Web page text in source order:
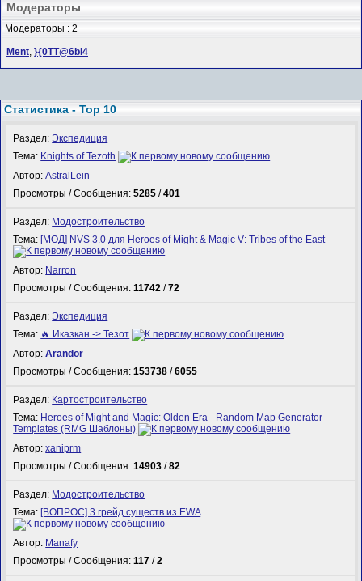
Модераторы
Модераторы : 2
Ment, }{0TT@6bI4
Статистика - Top 10
Раздел:Экспедиция
Тема: Knights of Tezoth
Автор:AstralLein
Просмотры / Сообщения:5285 /401
Раздел: Модостроительство
Тема: [МОД] NVS 3.0 для Heroes of Might & Magic V: Tribes of the East
Автор: Narron
Просмотры / Сообщения:11742 /72
Раздел:Экспедиция
Тема: 🔥 Иказкан -> Тезот
Автор:Arandor
Просмотры / Сообщения:153738 /6055
Раздел: Картостроительство
Тема: Heroes of Might and Magic: Olden Era - Random Map Generator
Templates (RMG Шаблоны)
Автор:xaniprm
Просмотры / Сообщения:14903 /82
Раздел: Модостроительство
Тема: [ВОПРОС] 3 грейд существ из EWA
Автор: Manafy
Просмотры / Сообщения:117 /2